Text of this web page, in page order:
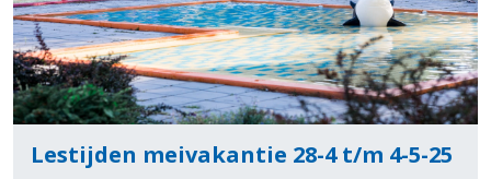
Lestijden meivakantie 28-4 t/m 4-5-25